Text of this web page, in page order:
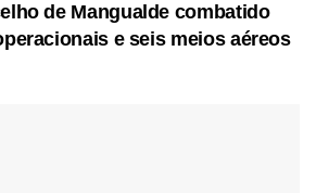
de Mangualde combatido
e seis meios aéreos